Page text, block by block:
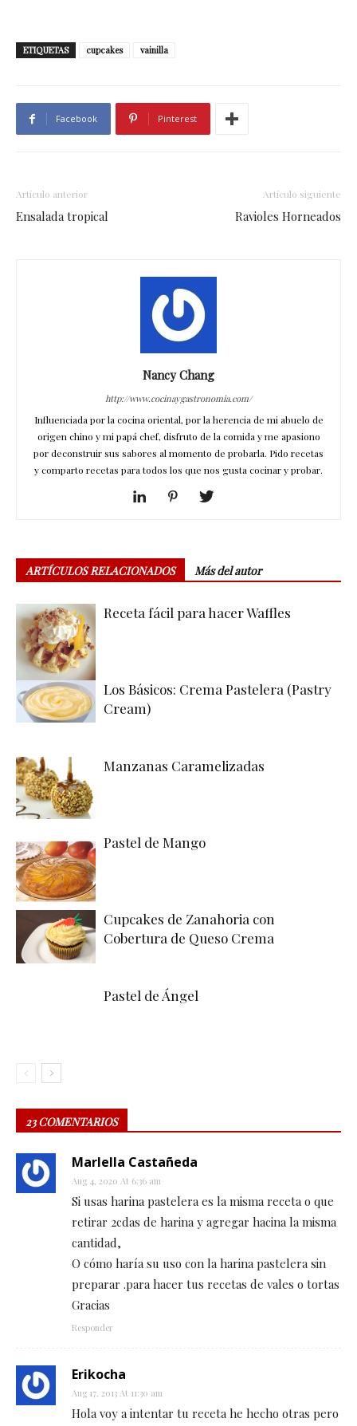
ETIQUETAS cupcakes vainilla
Facebook Pinterest
Artículo anterior
Ensalada tropical
Artículo siguiente
Ravioles Horneados
Nancy Chang
http://www.cocinaygastronomia.com/
Influenciada por la cocina oriental, por la herencia de mi abuelo de
origen chino y mi papá chef, disfruto de la comida y me apasiono
por deconstruir sus sabores al momento de probarla. Pido recetas
y comparto recetas para todos los que nos gusta cocinar y probar.
ARTÍCULOS RELACIONADOS Más del autor
Receta fácil para hacer Waffles
Los Básicos: Crema Pastelera (Pastry
Cream)
Manzanas Caramelizadas
Pastel de Mango
Cupcakes de Zanahoria con
Cobertura de Queso Crema
Pastel de Ángel
23 COMENTARIOS
MarIella Castañeda
Aug 4, 2020 At 6:36 am
Si usas harina pastelera es la misma receta o que
retirar 2cdas de harina y agregar hacina la misma
cantidad,
O cómo haría su uso con la harina pastelera sin
preparar .para hacer tus recetas de vales o tortas
Gracias
Responder
Erikocha
Aug 17, 2013 At 11:30 am
Hola voy a intentar tu receta he hecho otras pero